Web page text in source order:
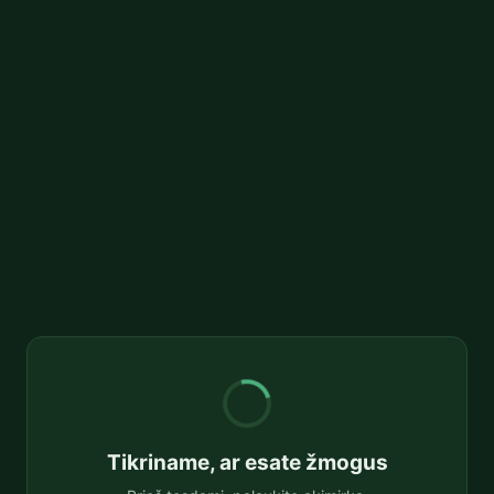
Tikriname, ar esate žmogus